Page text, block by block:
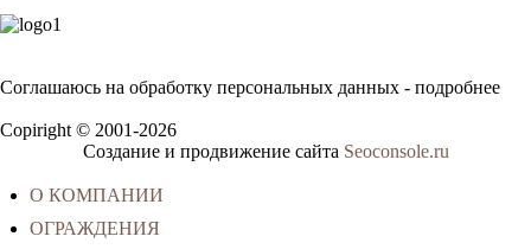
Соглашаюсь на обработку персональных данных - подробнее
Copiright © 2001-2026
Создание и продвижение сайта Seoconsole.ru
О КОМПАНИИ
ОГРАЖДЕНИЯ